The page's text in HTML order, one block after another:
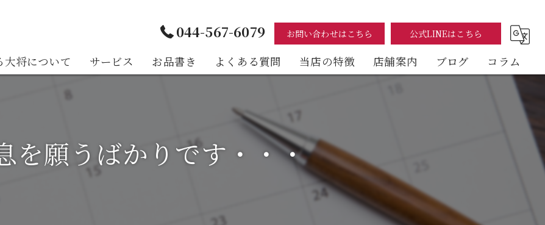
044-567-6079 お問い合わせはこちら 公式LINEはこちら
大将について サービス お品書き よくある質問 当店の特徴
海鮮丼
テイクアウト
店舗案内 ブログ コラム
を願うばかりです・・・